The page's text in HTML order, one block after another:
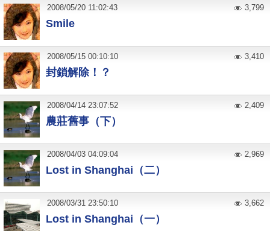
Smile
2008/05/20 11:02:43 3,799
封鎖解除！？
2008/05/15 00:10:10 3,410
農莊舊事（下）
2008/04/14 23:07:52 2,409
Lost in Shanghai（二）
2008/04/03 04:09:04 2,969
Lost in Shanghai（一）
2008/03/31 23:50:10 3,662